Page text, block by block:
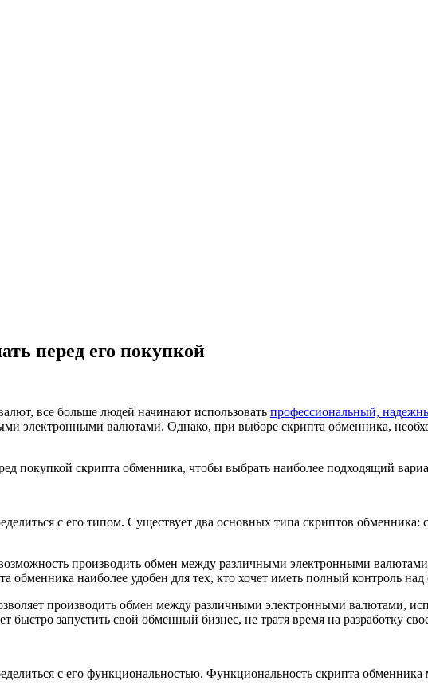
перед его покупкой
все больше людей начинают использовать профессиональный,
электронными валютами. Однако, при выборе скрипта обменника,
покупкой скрипта обменника, чтобы выбрать наиболее подходящий
с его типом. Существует два основных типа скриптов
производить обмен между различными электронными
обменника наиболее удобен для тех, кто хочет иметь полный контроль
производить обмен между различными электронными валютами,
быстро запустить свой обменный бизнес, не тратя время на разработку
с его функциональностью. Функциональность скрипта